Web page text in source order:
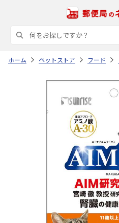
ホーム ペットストア フード